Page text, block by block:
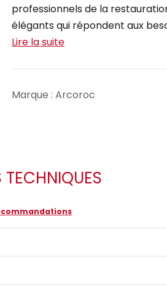
professionnels de la
élégants qui répondent aux
Lire la suite
Marque : Arcoroc